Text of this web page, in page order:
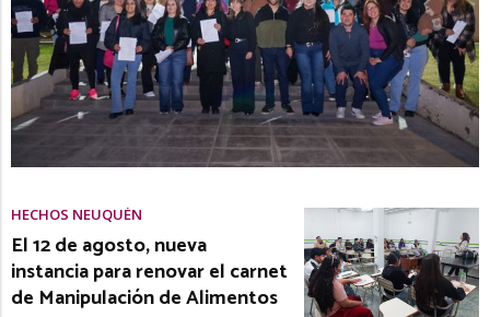
HECHOS NEUQUÉN
El 12 de agosto, nueva
instancia para renovar el carnet
de Manipulación de Alimentos